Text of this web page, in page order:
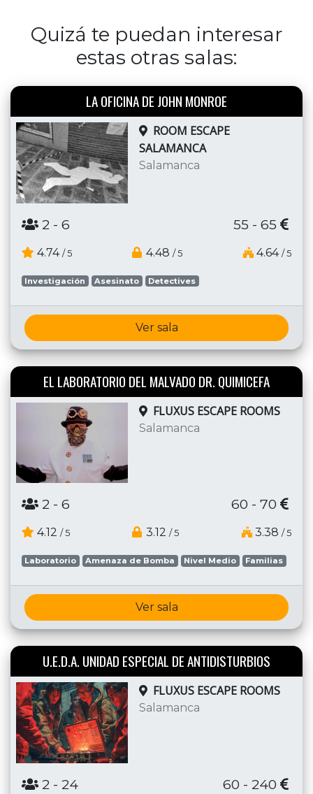
Quizá te puedan interesar
estas otras salas:
LA OFICINA DE JOHN MONROE
ROOM ESCAPE
SALAMANCA
Salamanca
2 - 6 55 - 65
4.74 / 5 4.48 / 5 4.64 / 5
Investigación Asesinato Detectives
Ver sala
EL LABORATORIO DEL MALVADO DR. QUIMICEFA
FLUXUS ESCAPE ROOMS
Salamanca
2 - 6 60 - 70
4.12 / 5 3.12 / 5 3.38 / 5
Laboratorio Amenaza de Bomba Nivel Medio Familias
Ver sala
U.E.D.A. UNIDAD ESPECIAL DE ANTIDISTURBIOS
FLUXUS ESCAPE ROOMS
Salamanca
2 - 24 60 - 240